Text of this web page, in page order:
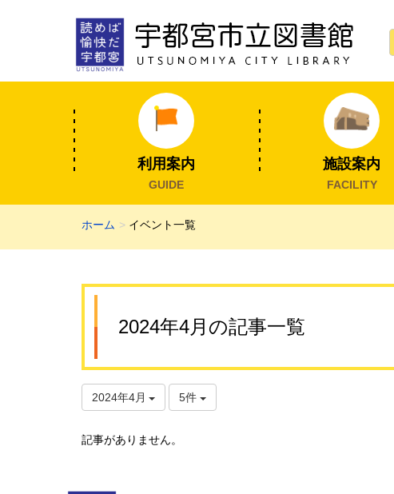
利用案内
GUIDE
施設案内
FACILITY
ホーム イベント一覧
2024年4月の記事一覧
2024年4月 5件
記事がありません。